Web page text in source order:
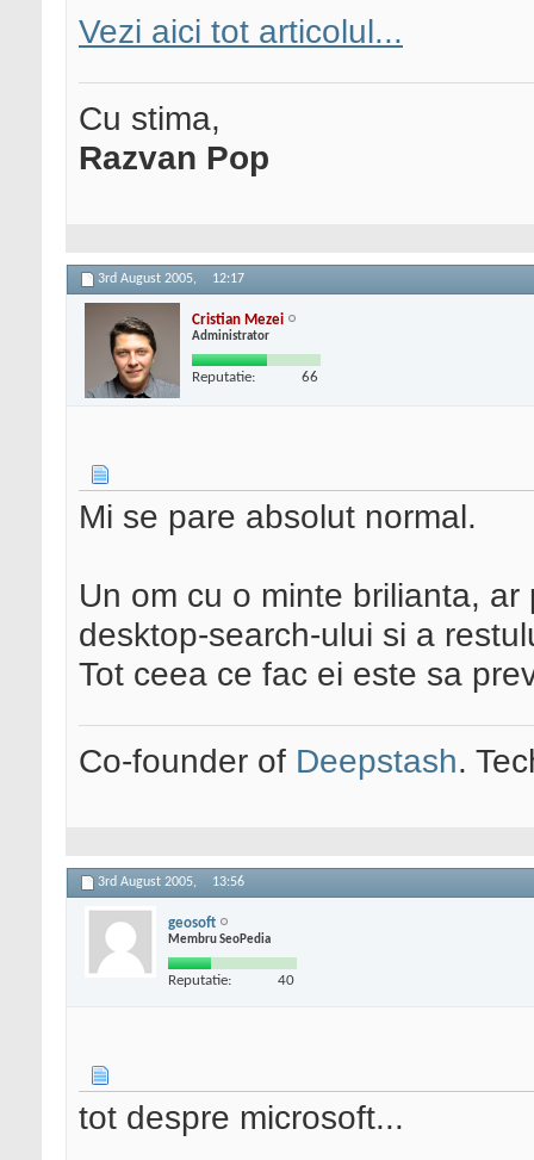
Vezi aici tot articolul...
Cu stima,
Razvan Pop
3rd August 2005, 12:17
Cristian Mezei
Administrator
Reputatie: 66
Mi se pare absolut normal.
Un om cu o minte brilianta,
desktop-search-ului si a
Tot ceea ce fac ei este sa
Co-founder of Deepstash.
3rd August 2005, 13:56
geosoft
Membru SeoPedia
Reputatie: 40
tot despre microsoft...